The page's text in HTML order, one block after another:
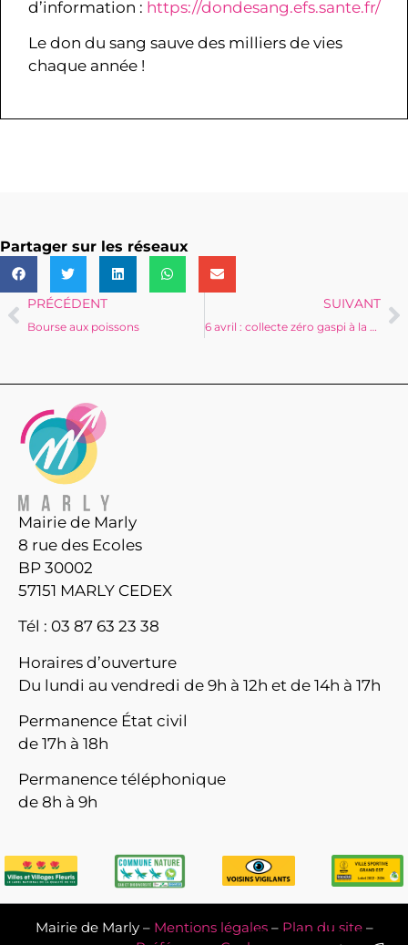
d’information : https://dondesang.efs.sante.fr/
Le don du sang sauve des milliers de vies
chaque année !
Partager sur les réseaux
PRÉCÉDENT
Bourse aux poissons
SUIVANT
6 avril : collecte zéro gaspi à la déchèterie
Mairie de Marly
8 rue des Ecoles
BP 30002
57151 MARLY CEDEX
Tél : 03 87 63 23 38
Horaires d’ouverture
Du lundi au vendredi de 9h à 12h et de 14h à 17h
Permanence État civil
de 17h à 18h
Permanence téléphonique
de 8h à 9h
Mairie de Marly – Mentions légales– Plan du site–